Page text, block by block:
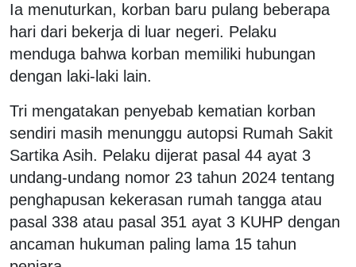
Ia menuturkan, korban baru pulang beberapa
hari dari bekerja di luar negeri. Pelaku
menduga bahwa korban memiliki hubungan
dengan laki-laki lain.
Tri mengatakan penyebab kematian korban
sendiri masih menunggu autopsi Rumah Sakit
Sartika Asih. Pelaku dijerat pasal 44 ayat 3
undang-undang nomor 23 tahun 2024 tentang
penghapusan kekerasan rumah tangga atau
pasal 338 atau pasal 351 ayat 3 KUHP dengan
ancaman hukuman paling lama 15 tahun